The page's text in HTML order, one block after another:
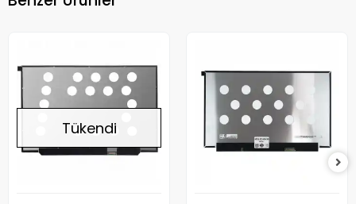
Tükendi